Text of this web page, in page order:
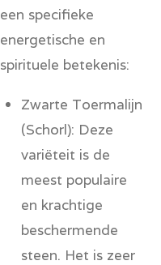
een specifieke
energetische en
spirituele betekenis:
Zwarte Toermalijn
(Schorl): Deze
variëteit is de
meest populaire
en krachtige
beschermende
steen. Het is zeer